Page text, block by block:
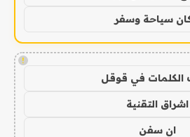
سياحة وسفر
!
في قوقل
اشراق التقنية
ان سفن